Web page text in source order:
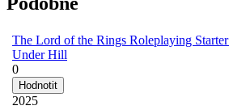
The Lord of the Rings Roleplaying
Under Hill
0
2025